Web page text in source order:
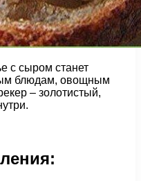
с сыром станет
блюдам, овощным
– золотистый,